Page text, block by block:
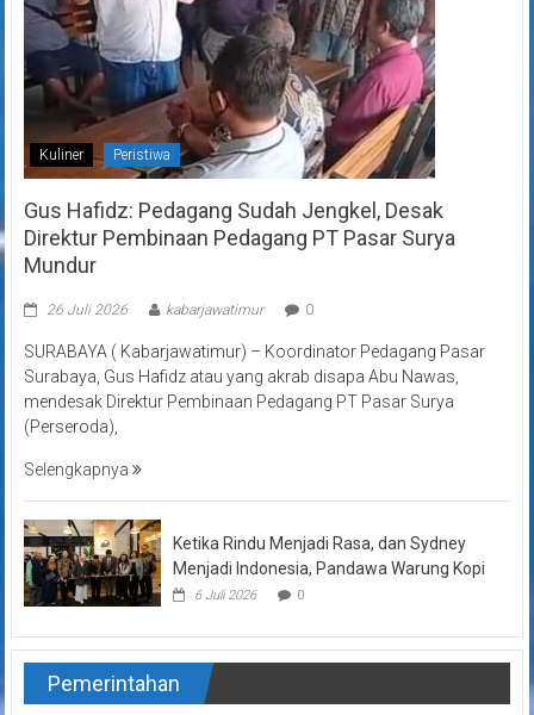
Kuliner Peristiwa
Gus Hafidz: Pedagang Sudah Jengkel, Desak
Direktur Pembinaan Pedagang PT Pasar Surya
Mundur
26 Juli 2026 kabarjawatimur 0
SURABAYA ( Kabarjawatimur) – Koordinator Pedagang Pasar
Surabaya, Gus Hafidz atau yang akrab disapa Abu Nawas,
mendesak Direktur Pembinaan Pedagang PT Pasar Surya
(Perseroda),
Selengkapnya
Ketika Rindu Menjadi Rasa, dan Sydney
Menjadi Indonesia, Pandawa Warung Kopi
6 Juli 2026 0
Pemerintahan